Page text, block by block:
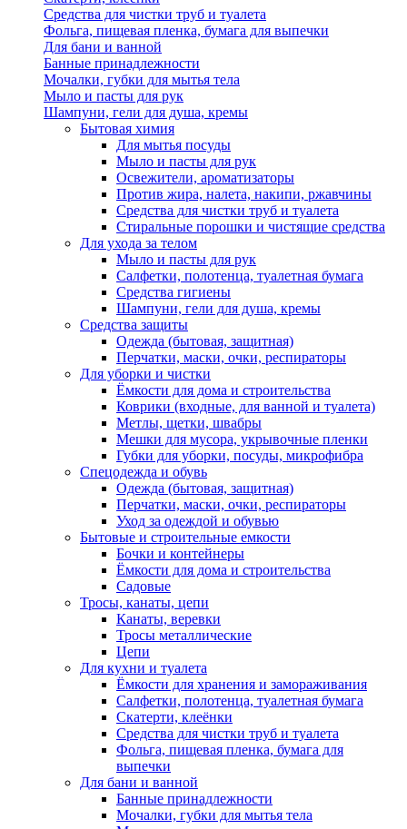
Средства для чистки труб и туалета
Фольга, пищевая пленка, бумага для выпечки
Для бани и ванной
Банные принадлежности
Мочалки, губки для мытья тела
Мыло и пасты для рук
Шампуни, гели для душа, кремы
Бытовая химия
Для мытья посуды
Мыло и пасты для рук
Освежители, ароматизаторы
Против жира, налета, накипи, ржавчины
Средства для чистки труб и туалета
Стиральные порошки и чистящие средства
Для ухода за телом
Мыло и пасты для рук
Салфетки, полотенца, туалетная бумага
Средства гигиены
Шампуни, гели для душа, кремы
Средства защиты
Одежда (бытовая, защитная)
Перчатки, маски, очки, респираторы
Для уборки и чистки
Ёмкости для дома и строительства
Коврики (входные, для ванной и туалета)
Метлы, щетки, швабры
Мешки для мусора, укрывочные пленки
Губки для уборки, посуды, микрофибра
Спецодежда и обувь
Одежда (бытовая, защитная)
Перчатки, маски, очки, респираторы
Уход за одеждой и обувью
Бытовые и строительные емкости
Бочки и контейнеры
Ёмкости для дома и строительства
Садовые
Тросы, канаты, цепи
Канаты, веревки
Тросы металлические
Цепи
Для кухни и туалета
Ёмкости для хранения и замораживания
Салфетки, полотенца, туалетная бумага
Скатерти, клеёнки
Средства для чистки труб и туалета
Фольга, пищевая пленка, бумага для
выпечки
Для бани и ванной
Банные принадлежности
Мочалки, губки для мытья тела